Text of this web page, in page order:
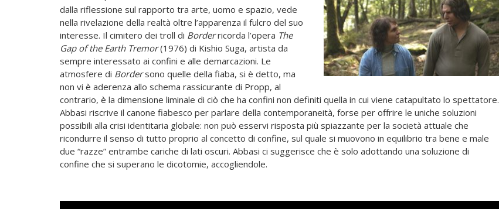
dalla riflessione sul rapporto tra arte, uomo e spazio, vede
nella rivelazione della realtà oltre l’apparenza il fulcro del suo
interesse. Il cimitero dei troll di Borderricorda l’opera The
Gap of the Earth Tremor(1976) di Kishio Suga, artista da
sempre interessato ai confini e alle demarcazioni. Le
atmosfere di Bordersono quelle della fiaba, si è detto, ma
non vi è aderenza allo schema rassicurante di Propp, al
contrario, è la dimensione liminale di ciò che ha confini non definiti quella in cui viene catapultato lo spettatore.
Abbasi riscrive il canone fiabesco per parlare della contemporaneità, forse per offrire le uniche soluzioni
possibili alla crisi identitaria globale: non può esservi risposta più spiazzante per la società attuale che
ricondurre il senso di tutto proprio al concetto di confine, sul quale si muovono in equilibrio tra bene e male
due “razze” entrambe cariche di lati oscuri. Abbasi ci suggerisce che è solo adottando una soluzione di
confine che si superano le dicotomie, accogliendole.